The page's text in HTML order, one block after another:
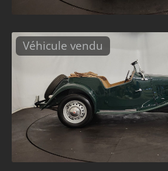
Véhicule vendu